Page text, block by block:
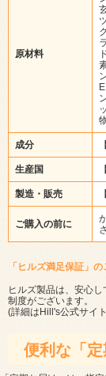
原材料
成分
生産国
製造・販売
ご購入の前に
「ヒルズ満足保証」
ヒルズ製品は、安心
制度がございます。
(詳細はHill's公式サイト
便利な「定